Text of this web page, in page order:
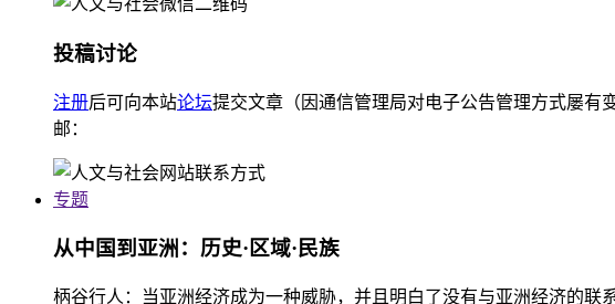
投稿讨论
注册后可向本站论坛提交文章（因通信管理局对电子公告管理方式屡有
邮：
专题
从中国到亚洲：历史·区域·民族
柄谷行人：当亚洲经济成为一种威胁，并且明白了没有与亚洲经济的联